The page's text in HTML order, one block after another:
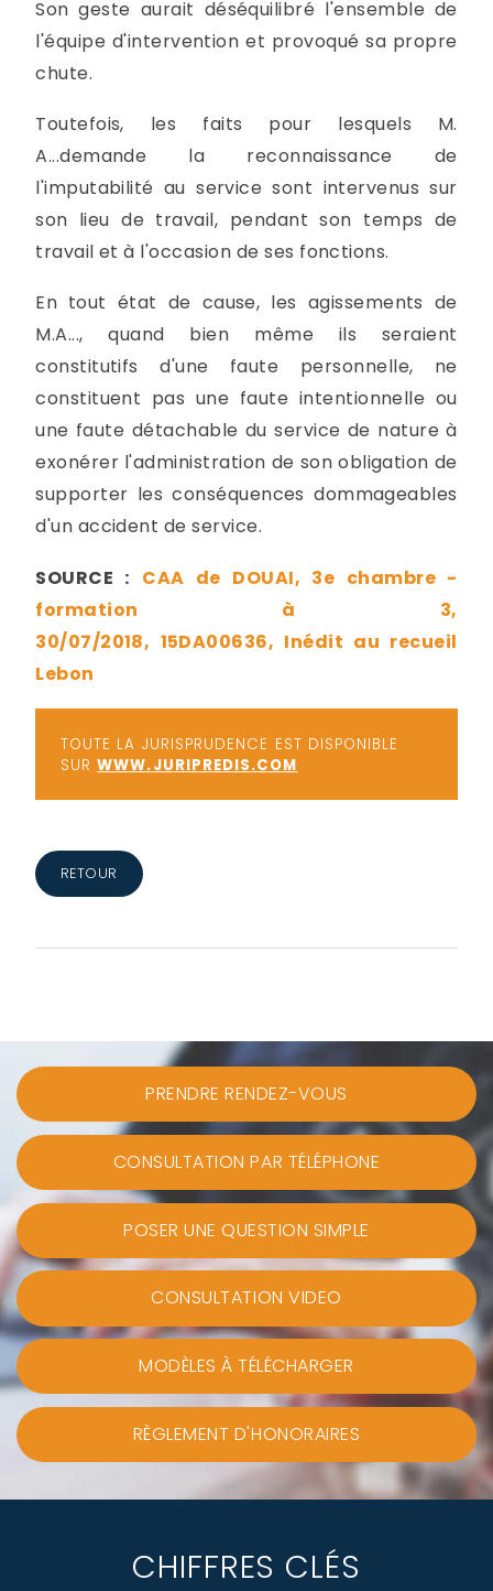
Son geste aurait déséquilibré l'ensemble de
l'équipe d'intervention et provoqué sa propre
chute.
Toutefois, les faits pour lesquels M.
A...demande la reconnaissance de
l'imputabilité au service sont intervenus sur
son lieu de travail, pendant son temps de
travail et à l'occasion de ses fonctions.
En tout état de cause, les agissements de
M.A..., quand bien même ils seraient
constitutifs d'une faute personnelle, ne
constituent pas une faute intentionnelle ou
une faute détachable du service de nature à
exonérer l'administration de son obligation de
supporter les conséquences dommageables
d'un accident de service.
SOURCE : CAA de DOUAI, 3e chambre -
formation à 3,
30/07/2018, 15DA00636, Inédit au recueil
Lebon
TOUTE LA JURISPRUDENCE EST DISPONIBLE
SURWWW.JURIPREDIS.COM
RETOUR
PRENDRE RENDEZ-VOUS
CONSULTATION PAR TÉLÉPHONE
POSER UNE QUESTION SIMPLE
CONSULTATION VIDEO
MODÈLES À TÉLÉCHARGER
RÈGLEMENT D'HONORAIRES
CHIFFRES CLÉS